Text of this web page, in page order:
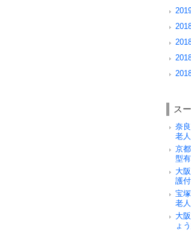
ス
奈
老
京
型
大
護
宝
老
大
ょ